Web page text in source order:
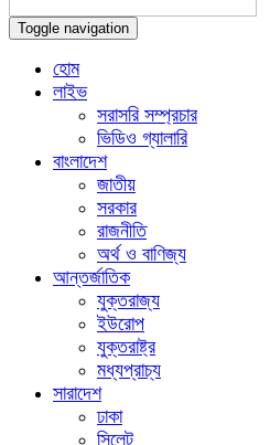
Toggle navigation
হোম
লাইভ
সরাসরি সম্প্রচার
ভিডিও গ্যালারি
বাংলাদেশ
জাতীয়
সরকার
রাজনীতি
অর্থ ও বাণিজ্য
আন্তর্জাতিক
যুক্তরাজ্য
ইউরোপ
যুক্তরাষ্ট্র
মধ্যপ্রাচ্য
সারাদেশ
ঢাকা
সিলেট